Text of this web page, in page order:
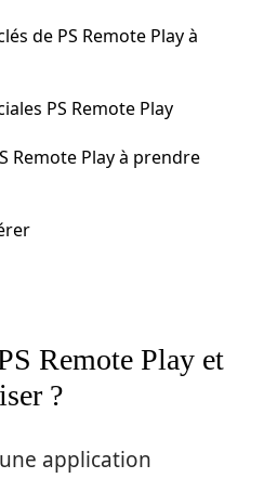
de PS Remote Play à
PS Remote Play
Remote Play à prendre
Remote Play et
?
application